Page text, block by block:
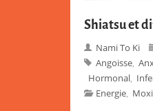
Shiatsu et
Nami To Ki
Angoisse
Hormonal
Energie